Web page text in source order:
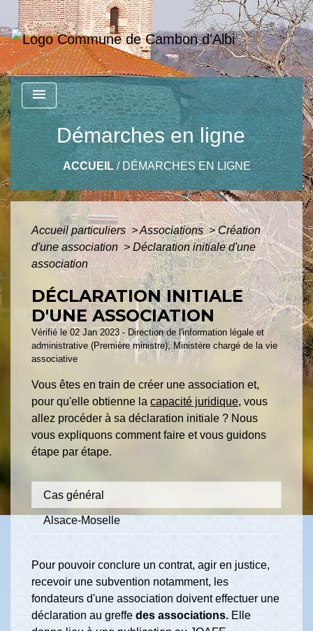
menu
Démarches en ligne
ACCUEIL/ DÉMARCHES EN LIGNE
Accueil particuliers>Associations> Création
d'une association> Déclaration initiale d'une
association
DÉCLARATION INITIALE
D'UNE ASSOCIATION
Vérifié le 02 Jan 2023 - Direction de l'information légale et
administrative (Première ministre), Ministère chargé de la vie
associative
Vous êtes en train de créer une association et,
pour qu'elle obtienne la capacité juridique, vous
allez procéder à sa déclaration initiale ? Nous
vous expliquons comment faire et vous guidons
étape par étape.
Cas général
Alsace-Moselle
Pour pouvoir conclure un contrat, agir en justice,
recevoir une subvention notamment, les
fondateurs d'une association doivent effectuer une
déclaration au greffe des associations. Elle